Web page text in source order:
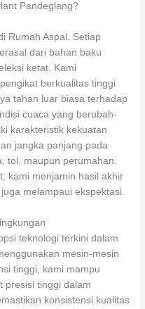
Pandeglang?
Rumah Aspal. Setiap
dari bahan baku
ketat. Kami
berkualitas tinggi
tahan luar biasa terhadap
cuaca yang berubah-
karakteristik kekuatan
jangka panjang pada
tol, maupun perumahan.
kami menjamin hasil akhir
melampaui ekspektasi.
teknologi terkini dalam
mesin-mesin
tinggi, kami mampu
presisi tinggi dalam
konsistensi kualitas